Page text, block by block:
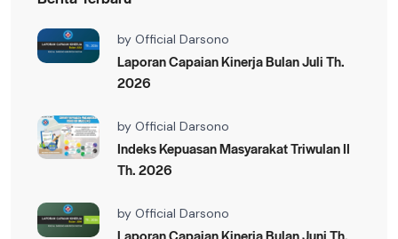
by Official Darsono
Laporan Capaian Kinerja Bulan Juli Th.
2026
by Official Darsono
Indeks Kepuasan Masyarakat Triwulan II
Th. 2026
by Official Darsono
Laporan Capaian Kinerja Bulan Juni Th.